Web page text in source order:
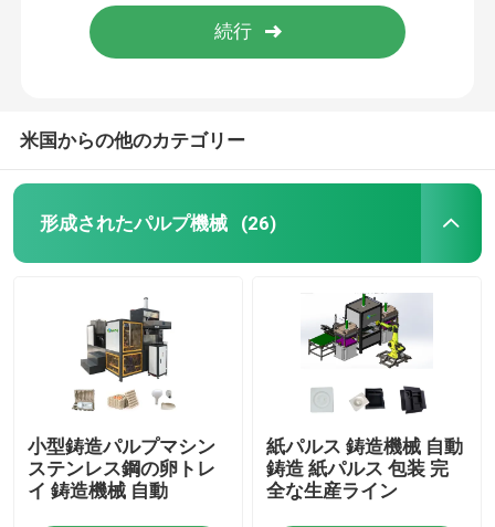
ホーム
製品
企業情報
米国からの他のカテゴリー
形成されたパルプ機械 (26)
小型鋳造パルプマシン
ステンレス鋼の卵トレ
イ 鋳造機械 自動
紙パルス 鋳造機械 自動
鋳造 紙パルス 包装 完
全な生産ライン